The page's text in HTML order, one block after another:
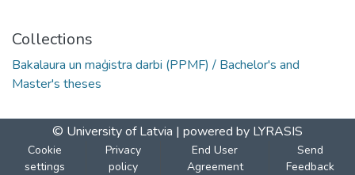
Collections
Bakalaura un maģistra darbi (PPMF) / Bachelor's and
Master's theses
© University of Latvia | powered by LYRASIS
Cookie
settings
Privacy
policy
End User
Agreement
Send
Feedback